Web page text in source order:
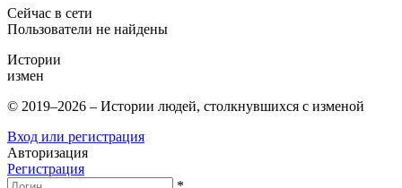
Сейчас в сети
Пользователи не найдены
Истории
измен
© 2019–2026 – Истории людей, столкнувшихся с изменой
Вход или регистрация
Авторизация
Регистрация